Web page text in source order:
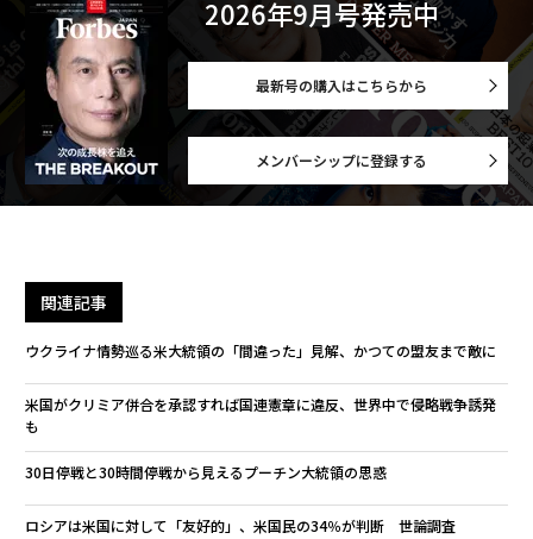
2026年9月号発売中
最新号の購入はこちらから
メンバーシップに登録する
関連記事
ウクライナ情勢巡る米大統領の「間違った」見解、かつての盟友まで敵に
米国がクリミア併合を承認すれば国連憲章に違反、世界中で侵略戦争誘発
も
30日停戦と30時間停戦から見えるプーチン大統領の思惑
ロシアは米国に対して「友好的」、米国民の34％が判断 世論調査